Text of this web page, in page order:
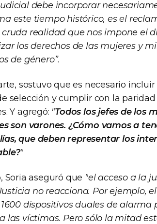
debe incorporar
este tiempo histórico, es el
realidad que nos impone el
los derechos de las mujeres y
de género”.
sostuvo que es necesario
selección y cumplir con la
Y agregó: "Todos los jefes de los
son varones. ¿Cómo vamos a
que deben representar los
"
Soria aseguró que "el acceso a la
no reacciona. Por ejemplo,
dispositivos duales de alarma
las víctimas. Pero sólo la mitad